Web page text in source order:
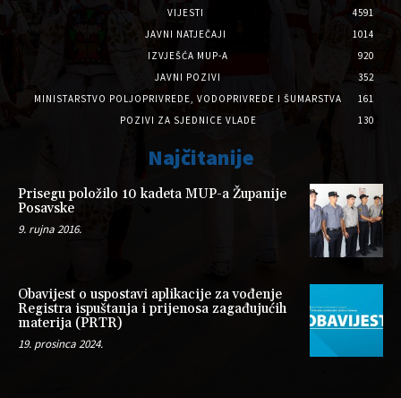
VIJESTI
4591
JAVNI NATJEČAJI
1014
IZVJEŠĆA MUP-A
920
JAVNI POZIVI
352
MINISTARSTVO POLJOPRIVREDE, VODOPRIVREDE I ŠUMARSTVA
161
POZIVI ZA SJEDNICE VLADE
130
Najčitanije
Prisegu položilo 10 kadeta MUP-a Županije
Posavske
9. rujna 2016.
Obavijest o uspostavi aplikacije za vođenje
Registra ispuštanja i prijenosa zagađujućih
materija (PRTR)
19. prosinca 2024.